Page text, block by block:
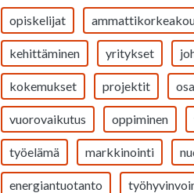
opiskelijat
kehittäminen yritykset
kokemukset projektit
vuorovaikutus oppiminen
työelämä markkinointi
energiantuotanto